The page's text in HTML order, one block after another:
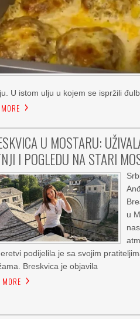
U istom ulju u kojem se ispržili
U MOSTARU:
I POGLEDU NA STARI
u
podijelila je sa svojim
Breskvica je objavila
MORE